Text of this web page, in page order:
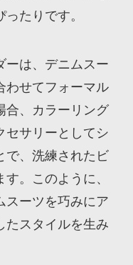
たりです。
ーは、デニムスー
わせてフォーマル
合、カラーリング
セサリーとしてシ
で、洗練されたビ
。このように、
スーツを巧みにア
たスタイルを生み